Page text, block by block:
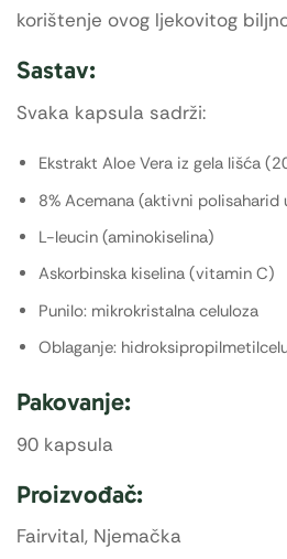
korištenje ovog ljekovitog
Sastav:
Svaka kapsula sadrži:
Ekstrakt Aloe Vera iz gela lišća
8% Acemana (aktivni polisaharid
L-leucin (aminokiselina)
Askorbinska kiselina (vitamin C)
Punilo: mikrokristalna celuloza
Oblaganje:
Pakovanje:
90 kapsula
Proizvođač:
Fairvital, Njemačka